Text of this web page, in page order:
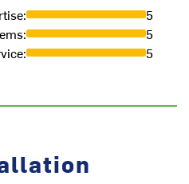
:
5
:
5
: 5